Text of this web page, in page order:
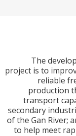
The
project is to
secondary
of the Gan
to help